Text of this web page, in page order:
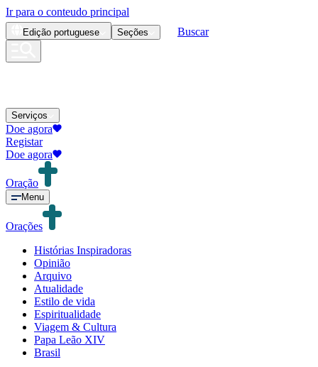
Ir para o conteudo principal
Edição portuguese Seções Buscar
Serviços
Doe agora
Registar
Doe agora
Oração
Menu
Orações
Histórias Inspiradoras
Opinião
Arquivo
Atualidade
Estilo de vida
Espiritualidade
Viagem & Cultura
Papa Leão XIV
Brasil